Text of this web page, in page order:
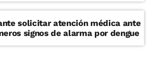
solicitar atención médica ante
signos de alarma por dengue